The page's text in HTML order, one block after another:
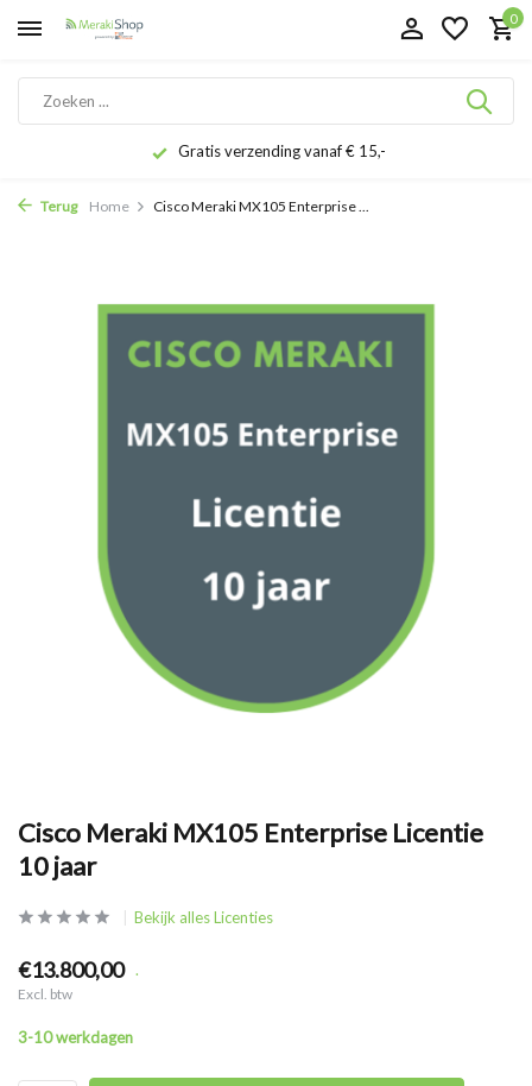
0
Gratis verzending vanaf € 15,-
Terug Home Cisco Meraki MX105 Enterprise ...
Cisco Meraki MX105 Enterprise Licentie
10 jaar
Bekijk alles Licenties
€13.800,00 .
Excl. btw
3-10 werkdagen